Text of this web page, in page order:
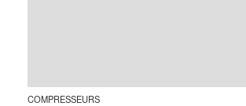
COMPRESSEURS